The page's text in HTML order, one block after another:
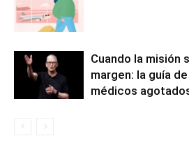
Cuando la misión
margen: la guía
médicos